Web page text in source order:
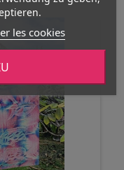
les cookies